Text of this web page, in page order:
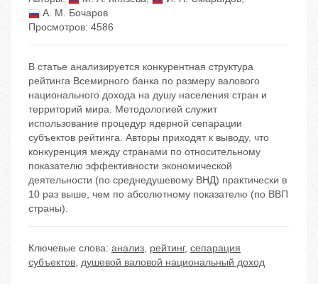
А. М. Бочаров
Просмотров: 4586
В статье анализируется конкурентная структура
рейтинга Всемирного банка по размеру валового
национального дохода на душу населения стран и
территорий мира. Методологией служит
использование процедур ядерной сепарации
субъектов рейтинга. Авторы приходят к выводу, что
конкуренция между странами по относительному
показателю эффективности экономической
деятельности (по среднедушевому ВНД) практически в
10 раз выше, чем по абсолютному показателю (по ВВП
страны).
Ключевые слова: анализ, рейтинг, сепарация
субъектов, душевой валовой национальный доход